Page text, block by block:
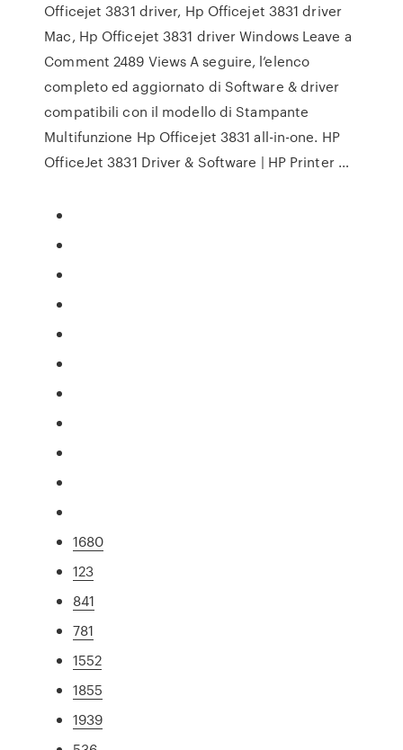
Officejet 3831 driver, Hp Officejet 3831 driver
Mac, Hp Officejet 3831 driver Windows Leave a
Comment 2489 Views A seguire, l’elenco
completo ed aggiornato di Software & driver
compatibili con il modello di Stampante
Multifunzione Hp Officejet 3831 all-in-one. HP
OfficeJet 3831 Driver & Software | HP Printer …
1680
123
841
781
1552
1855
1939